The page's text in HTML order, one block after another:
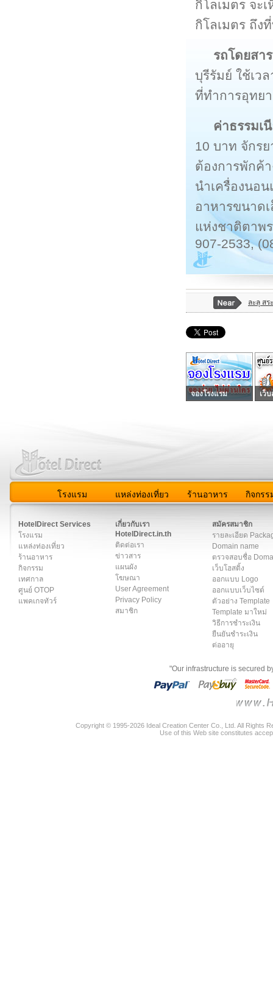
กิโลเมตร จะ
กิโลเมตร ถึง
รถโดยสา
บุรีรัมย์ ใช้เว
ที่ทำการอุทย
ค่าธรรมเ
10 บาท จักร
ต้องการพักค้
นำเครื่องนอ
อาหารขนาด
แห่งชาติตาพ
907-2533,
ละลุ สร
จองโรงแรม เว็
โรงแรม แหล่งท่องเที่ยว ร้านอาหาร กิจกรร
HotelDirect Services
โรงแรม
แหล่งท่องเที่ยว
ร้านอาหาร
กิจกรรม
เทศกาล
ศูนย์ OTOP
แพคเกจทัวร์
เกี่ยวกับเรา
HotelDirect.in.th
ติดต่อเรา
ข่าวสาร
แผนผัง
โฆษณา
User Agreement
Privacy Policy
สมาชิก
สมัครสมาชิก
รายละเอียด
Domain name
ตรวจสอบชื่อ
เว็บโฮสติ้ง
ออกแบบ Logo
ออกแบบเว็บไซต์
ตัวอย่าง Template
Template มาใหม่
วิธีการชำระเงิน
ยืนยันชำระเงิน
ต่ออายุ
"Our infrastructure is secured
Copyright © 1995-2026 Ideal Creation Center Co., Ltd. All Rights
Use of this Web site constitutes